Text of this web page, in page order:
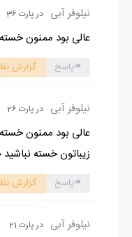
نیلوفر آبی در پارت 36
عالی بود ممنون
پاسخ گزارش
نیلوفر آبی در پارت 26
عالی بود ممنون
زیباتون خسته
پاسخ گزارش
نیلوفر آبی در پارت 21